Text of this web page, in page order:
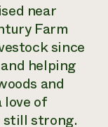
orgánica
lana
near
Farm
since
helping
and
love of
still strong.